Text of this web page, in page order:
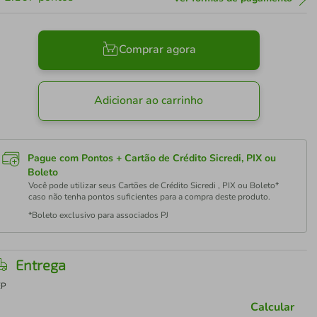
Comprar agora
Adicionar ao carrinho
Pague com Pontos + Cartão de Crédito Sicredi, PIX ou
Boleto
Você pode utilizar seus Cartões de Crédito Sicredi , PIX ou Boleto*
caso não tenha pontos suficientes para a compra deste produto.
*Boleto exclusivo para associados PJ
Entrega
Calcular